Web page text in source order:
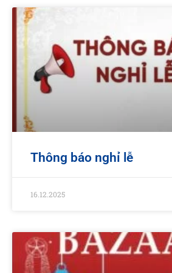
Thông báo nghỉ lễ
16.12.2025